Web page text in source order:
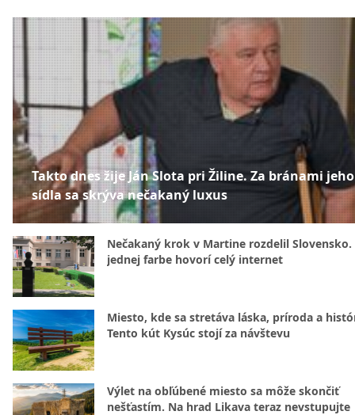
Takto dnes žije Ján Slota pri Žiline. Za bránami jeho
sídla sa skrýva nečakaný luxus
Nečakaný krok v Martine rozdelil Slovensko.
jednej farbe hovorí celý internet
Miesto, kde sa stretáva láska, príroda a
Tento kút Kysúc stojí za návštevu
Výlet na obľúbené miesto sa môže skončiť
nešťastím. Na hrad Likava teraz nevstupujte